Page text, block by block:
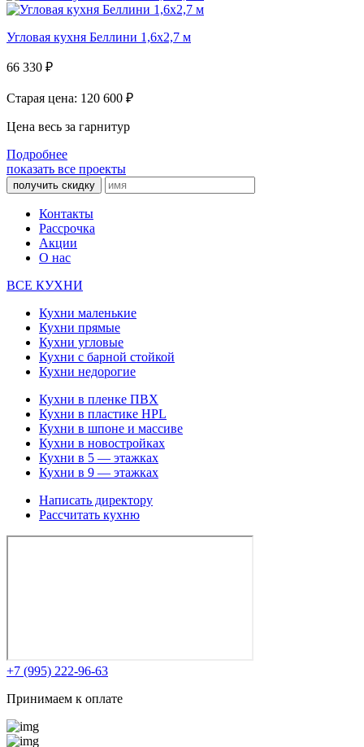
Угловая кухня Беллини 1,6х2,7 м
66 330 ₽
Старая цена: 120 600 ₽
Цена весь за гарнитур
Подробнее
показать все проекты
получить скидку
Контакты
Рассрочка
Акции
О нас
ВСЕ КУХНИ
Кухни маленькие
Кухни прямые
Кухни угловые
Кухни с барной стойкой
Кухни недорогие
Кухни в пленке ПВХ
Кухни в пластике HPL
Кухни в шпоне и массиве
Кухни в новостройках
Кухни в 5 — этажках
Кухни в 9 — этажках
Написать директору
Рассчитать кухню
+7 (995) 222-96-63
Принимаем к оплате